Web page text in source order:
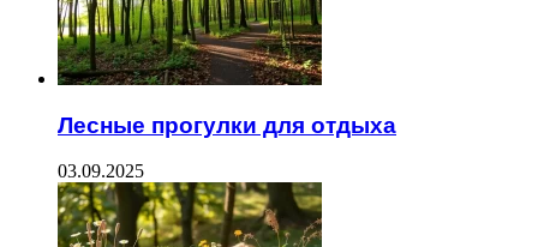
Лесные прогулки для отдыха
03.09.2025